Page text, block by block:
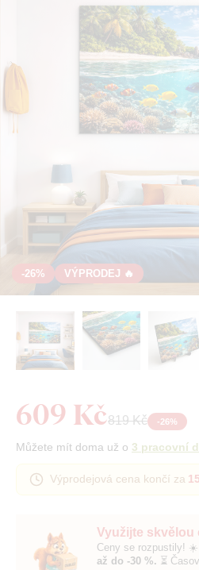
-26% VÝPRODEJ 🔥
Využijte skvělou
Ceny se rozpustily! ☀️
až do -30 %. ⏳
609 Kč819 Kč -26%
Můžete mít doma už o 3 pracovní
Výprodejová cena končí za